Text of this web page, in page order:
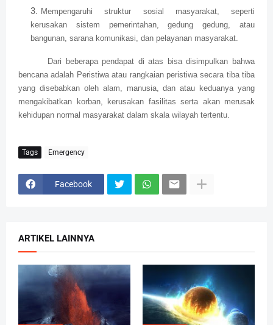
Mempengaruhi struktur sosial masyarakat, seperti
kerusakan sistem pemerintahan, gedung gedung, atau
bangunan, sarana komunikasi, dan pelayanan masyarakat.
Dari beberapa pendapat di atas bisa disimpulkan bahwa
bencana adalah Peristiwa atau rangkaian peristiwa secara tiba tiba
yang disebabkan oleh alam, manusia, dan atau keduanya yang
mengakibatkan korban, kerusakan fasilitas serta akan merusak
kehidupan normal masyarakat dalam skala wilayah tertentu.
Tags Emergency
Facebook
ARTIKEL LAINNYA